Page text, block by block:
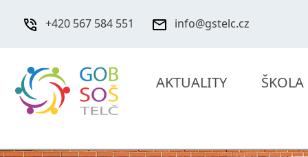
+420 567 584 551 info@gstelc.cz
AKTUALITY ŠKOLA